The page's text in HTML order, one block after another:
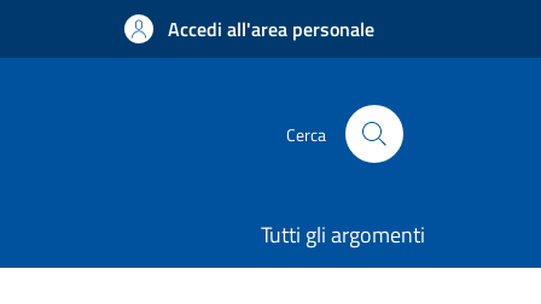
Accedi all'area personale
Cerca
Tutti gli argomenti